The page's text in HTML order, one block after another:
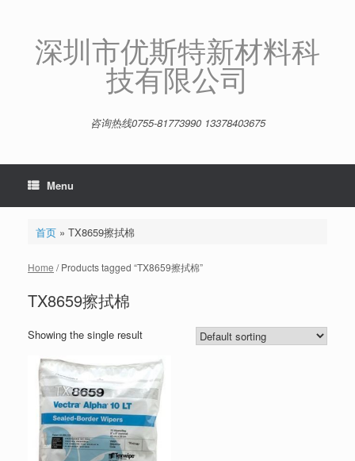
深圳市优斯特新材料科
技有限公司
咨询热线0755-81773990 13378403675
Menu
首页» TX8659擦拭棉
Home / Products tagged “TX8659擦拭棉”
TX8659擦拭棉
Showing the single result